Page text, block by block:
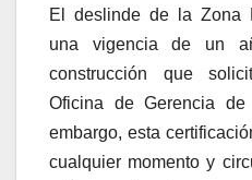
El deslinde de la Zona
una vigencia de un
construcción que
Oficina de Gerencia de
embargo, esta
cualquier momento y